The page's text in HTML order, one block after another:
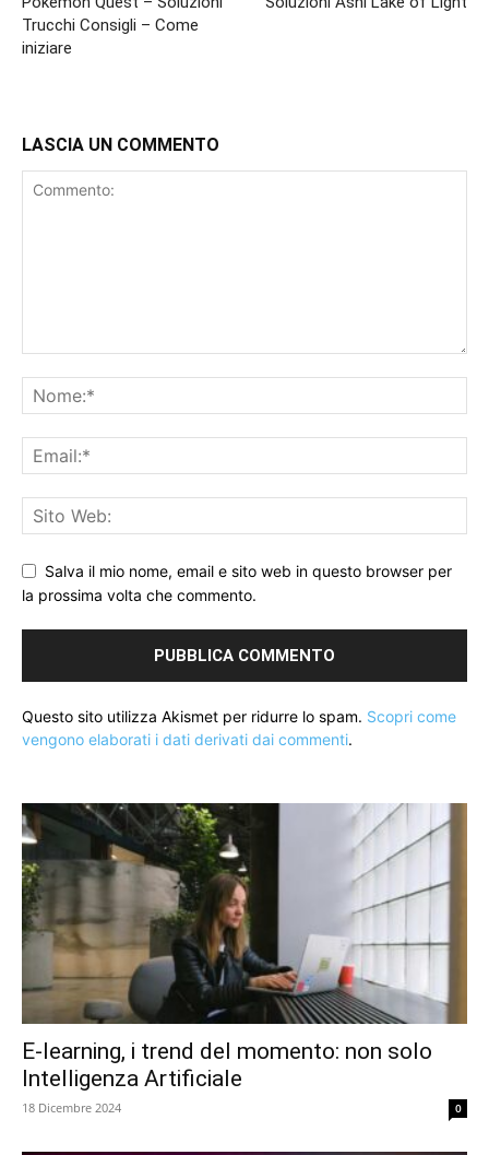
Trucchi Consigli – Come
iniziare
LASCIA UN COMMENTO
Salva il mio nome, email e sito web in questo browser per
la prossima volta che commento.
Questo sito utilizza Akismet per ridurre lo spam. Scopri come
vengono elaborati i dati derivati dai commenti.
E-learning, i trend del momento: non solo
Intelligenza Artificiale
18 Dicembre 2024 0